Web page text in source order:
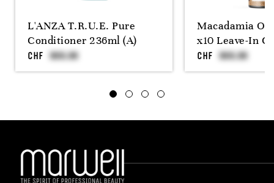
L'ANZA T.R.U.E. Pure
Conditioner 236ml (A)
CHF
Macadamia Oil
x10 Leave-In
CHF